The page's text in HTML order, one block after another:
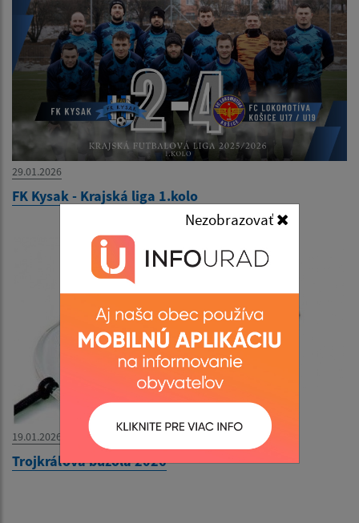
Nezobrazovať
29.01.2026
FK Kysak - Krajská liga 1.kolo
19.01.2026
Trojkráľová buzola 2026